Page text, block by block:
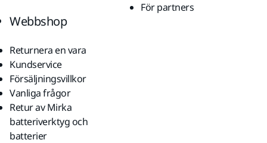
För partners
Webbshop
Returnera en vara
Kundservice
Försäljningsvillkor
Vanliga frågor
Retur av Mirka
batteriverktyg och
batterier